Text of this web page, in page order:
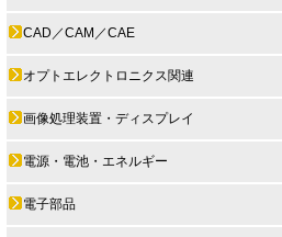
CAD／CAM／CAE
オプトエレクトロニクス関連
画像処理装置・ディスプレイ
電源・電池・エネルギー
電子部品